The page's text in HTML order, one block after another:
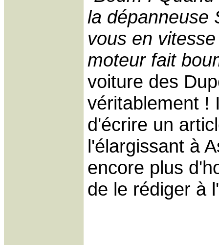
la dépanneuse
vous en
moteur fait
voiture des
véritablement !
d'écrire un
l'élargissant à
encore plus
de le rédiger à